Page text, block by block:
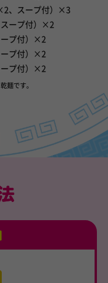
、スープ付）×3
ープ付）×2
プ付）×2
プ付）×2
プ付）×2
麺です。